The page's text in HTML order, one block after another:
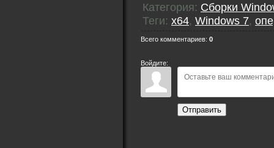
Категория: Сборки
Теги: x64, Windows 7,
Всего комментариев: 0
Войдите:
Отправить